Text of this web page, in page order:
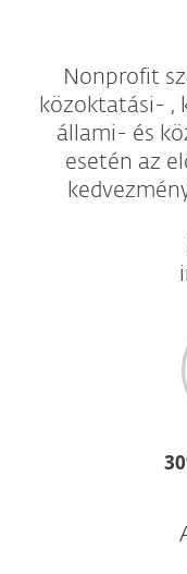
Nonprofit
közoktatási- ,
állami- és
esetén az